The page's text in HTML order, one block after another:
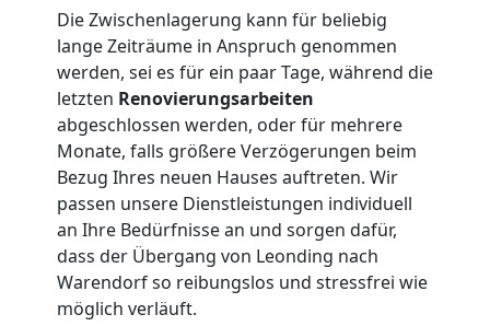
Die Zwischenlagerung kann für beliebig
lange Zeiträume in Anspruch genommen
werden, sei es für ein paar Tage, während die
letzten Renovierungsarbeiten
abgeschlossen werden, oder für mehrere
Monate, falls größere Verzögerungen beim
Bezug Ihres neuen Hauses auftreten. Wir
passen unsere Dienstleistungen individuell
an Ihre Bedürfnisse an und sorgen dafür,
dass der Übergang von Leonding nach
Warendorf so reibungslos und stressfrei wie
möglich verläuft.